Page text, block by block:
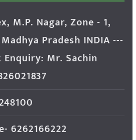
M.P. Nagar, Zone - 1,
Pradesh INDIA ---
Mr. Sachin
6262166222